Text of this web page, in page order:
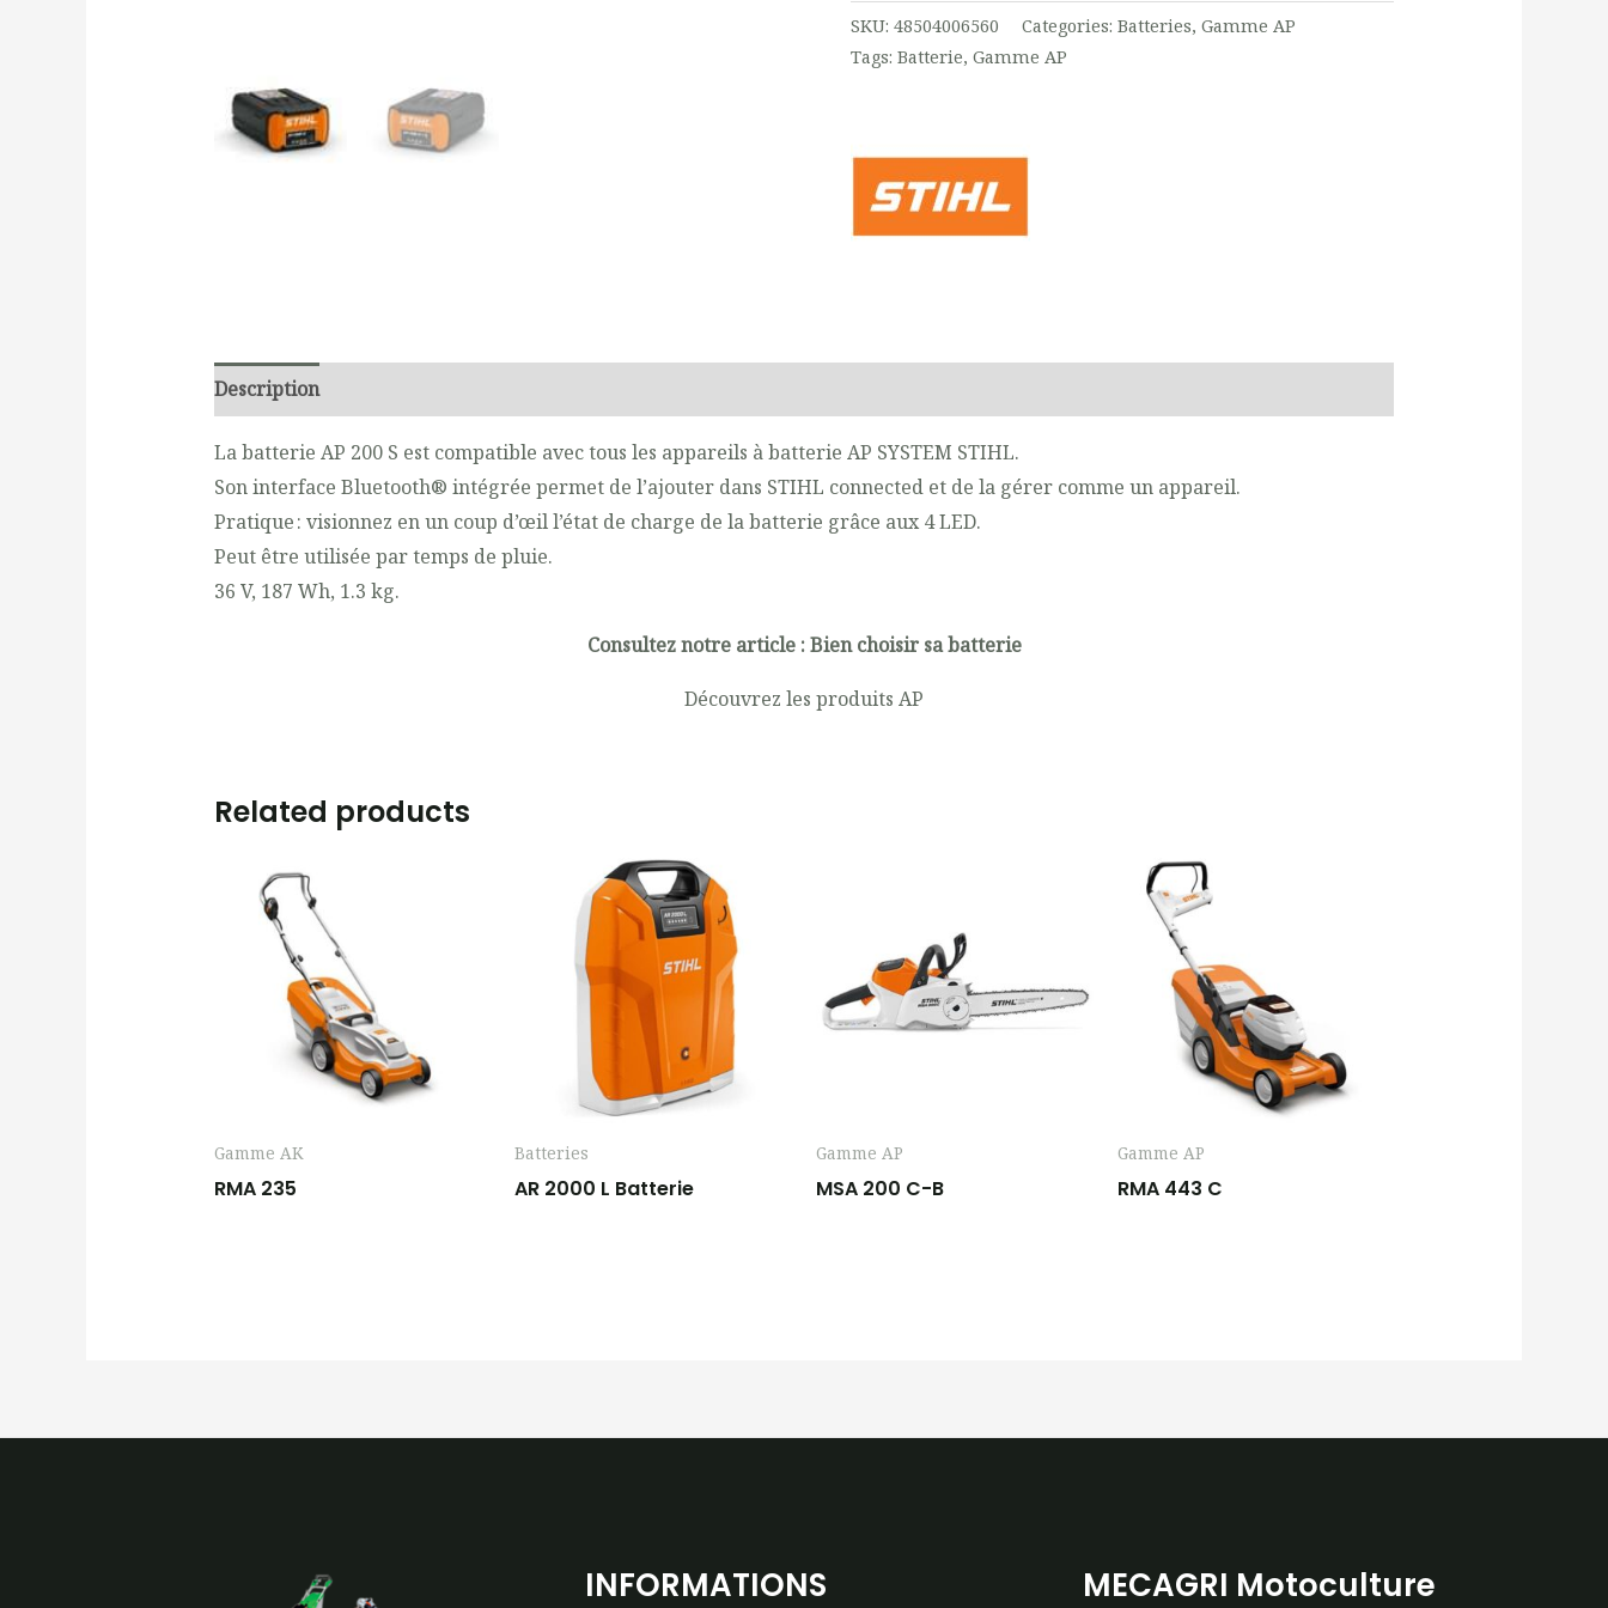
SKU:48504006560 Categories:Batteries,Gamme AP
Tags:Batterie,Gamme AP
Description
La batterie AP 200 S est compatible avec tous les appareils à batterie AP SYSTEM STIHL.
Son interface Bluetooth® intégrée permet de l’ajouter dans STIHL connected et de la gérer comme un appareil.
Pratique : visionnez en un coup d’œil l’état de charge de la batterie grâce aux 4 LED.
Peut être utilisée par temps de pluie.
36 V, 187 Wh, 1.3 kg.
Consultez notre article :Bien choisir sa batterie
Découvrez les produits AP
Related products
Gamme AK
RMA 235
Batteries
AR 2000 L Batterie
Gamme AP
MSA 200 C-B
Gamme AP
RMA 443 C
INFORMATIONS MECAGRI Motoculture